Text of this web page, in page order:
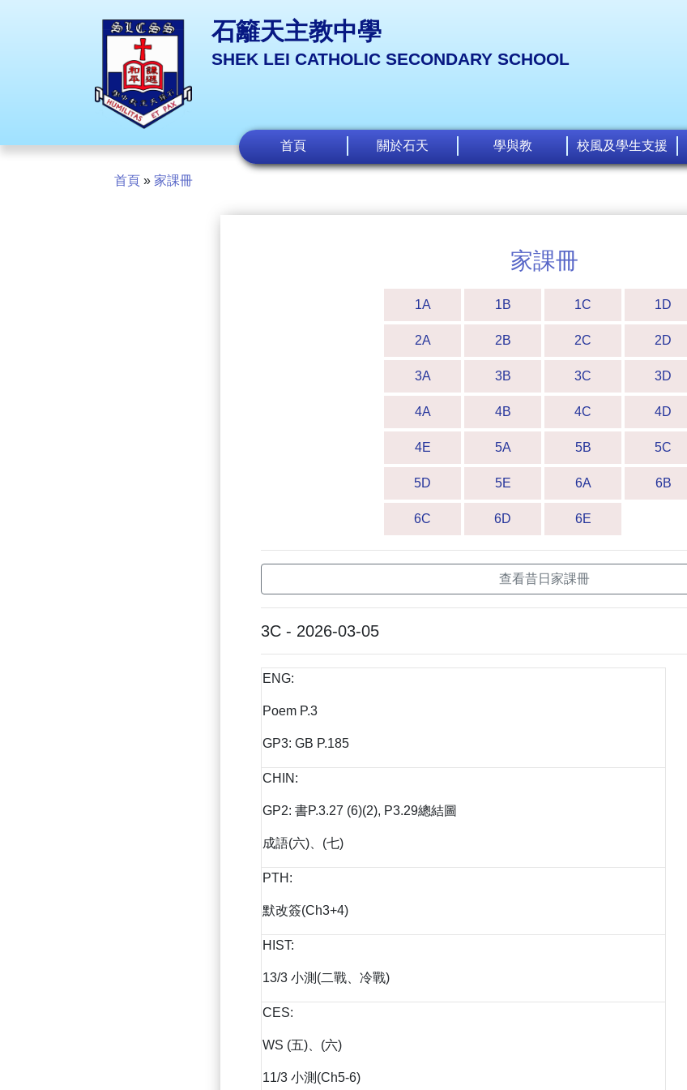
石籬天主教中學
SHEK LEI CATHOLIC SECONDARY SCHOOL
首頁 關於石天 學與教 校風及學生支援
首頁 » 家課冊
家課冊
1A 1B 1C 1D
2A 2B 2C 2D
3A 3B 3C 3D
4A 4B 4C 4D
4E 5A 5B 5C
5D 5E 6A 6B
6C 6D 6E
查看昔日家課冊
3C - 2026-03-05
ENG:
Poem P.3
GP3: GB P.185
CHIN:
GP2: 書P.3.27 (6)(2), P3.29總結圖
成語(六)、(七)
PTH:
默改簽(Ch3+4)
HIST:
13/3 小測(二戰、冷戰)
CES:
WS (五)、(六)
11/3 小測(Ch5-6)